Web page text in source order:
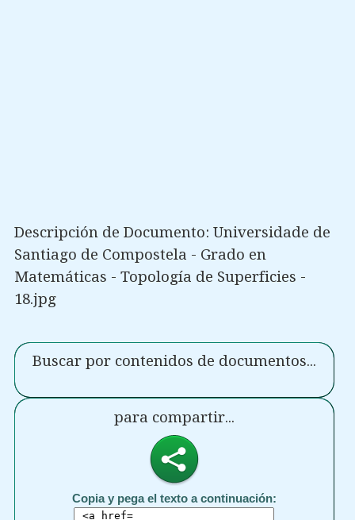
Descripción de Documento: Universidade de
Santiago de Compostela - Grado en
Matemáticas - Topología de Superficies -
18.jpg
Buscar por contenidos de documentos...
para compartir...
Copia y pega el texto a continuación: